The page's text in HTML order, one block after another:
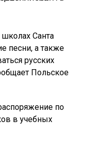
школах Санта
песни, а также
русских
Польское
по
в учебных